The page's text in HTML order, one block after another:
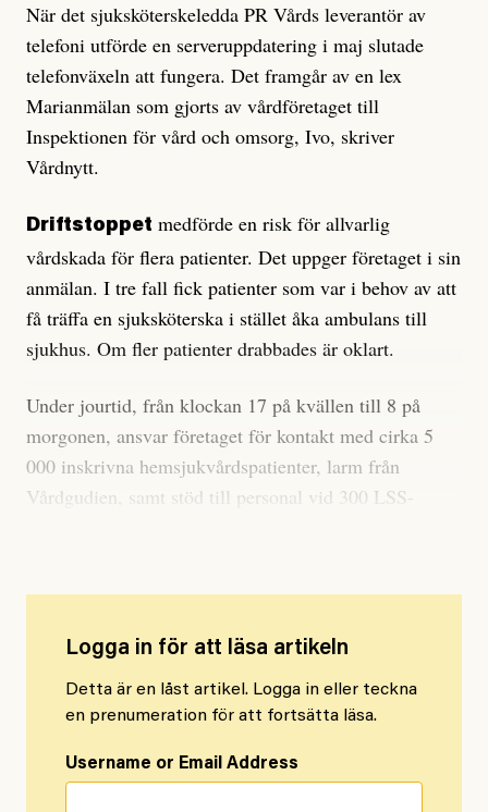
När det sjuksköterskeledda PR Vårds leverantör av
telefoni utförde en serveruppdatering i maj slutade
telefonväxeln att fungera. Det framgår av en lex
Marianmälan som gjorts av vårdföretaget till
Inspektionen för vård och omsorg, Ivo, skriver
Vårdnytt.
Driftstoppet medförde en risk för allvarlig
vårdskada för flera patienter. Det uppger företaget i sin
anmälan. I tre fall fick patienter som var i behov av att
få träffa en sjuksköterska i stället åka ambulans till
sjukhus. Om fler patienter drabbades är oklart.
Under jourtid, från klockan 17 på kvällen till 8 på
morgonen, ansvar företaget för kontakt med cirka 5
000 inskrivna hemsjukvårdspatienter, larm från
Vårdgudien, samt stöd till personal vid 300 LSS-
Logga in för att läsa artikeln
Detta är en låst artikel. Logga in eller teckna
en prenumeration för att fortsätta läsa.
Username or Email Address